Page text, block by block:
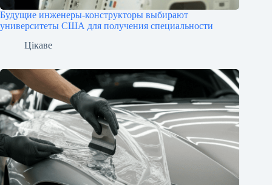
Будущие инженеры‑конструкторы выбирают
университеты США для получения специальности
Цікаве